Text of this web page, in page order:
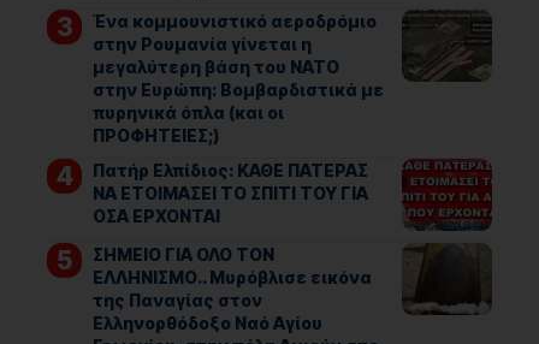
Ένα κομμουνιστικό αεροδρόμιο
στην Ρουμανία γίνεται η
μεγαλύτερη βάση του ΝΑΤΟ
στην Ευρώπη: Βομβαρδιστικά με
πυρηνικά όπλα (και οι
ΠΡΟΦΗΤΕΙΕΣ;)
Πατήρ Ελπίδιος: ΚΑΘΕ ΠΑΤΕΡΑΣ
ΝΑ ΕΤΟΙΜΑΣΕΙ ΤΟ ΣΠΙΤΙ ΤΟΥ ΓΙΑ
ΟΣΑ ΕΡΧΟΝΤΑΙ
ΣΗΜΕΙΟ ΓΙΑ ΟΛΟ ΤΟΝ
ΕΛΛΗΝΙΣΜΟ.. Μυρόβλισε εικόνα
της Παναγίας στον
Ελληνορθόδοξο Ναό Αγίου